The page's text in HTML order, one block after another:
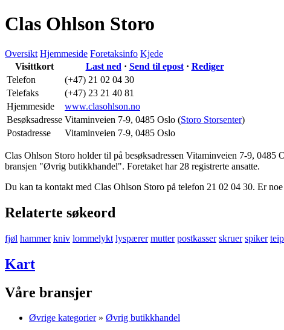
Clas Ohlson Storo
Oversikt Hjemmeside Foretaksinfo Kjede
Visittkort
Last ned · Send til epost· Rediger
Telefon
(+47) 21 02 04 30
Telefaks
(+47) 23 21 40 81
Hjemmeside
www.clasohlson.no
Besøksadresse Vitaminveien 7-9, 0485 Oslo (Storo Storsenter)
Postadresse
Vitaminveien 7-9, 0485 Oslo
Clas Ohlson Storo holder til på besøksadressen Vitaminveien 7-9, 0485
bransjen "Øvrig butikkhandel". Foretaket har 28 registrerte ansatte.
Du kan ta kontakt med Clas Ohlson Storo på telefon 21 02 04 30. Er
Relaterte søkeord
fjøl hammer kniv lommelykt lyspærer mutter postkasser skruer spiker teip
Kart
Våre bransjer
Øvrige kategorier» Øvrig butikkhandel